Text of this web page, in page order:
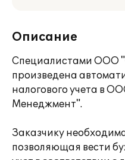
Описание
Специалистами ООО
произведена
налогового учета в
Менеджмент".
Заказчику
позволяющая вести